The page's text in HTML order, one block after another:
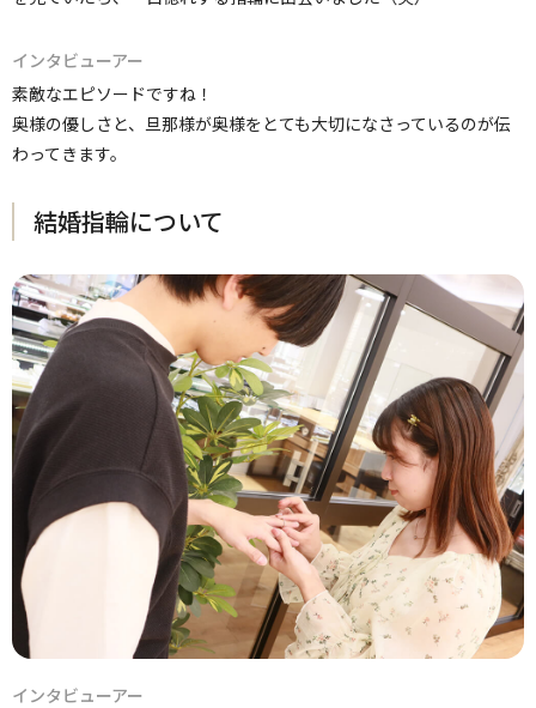
インタビューアー
素敵なエピソードですね！
奥様の優しさと、旦那様が奥様をとても大切になさっているのが伝
わってきます。
結婚指輪について
インタビューアー